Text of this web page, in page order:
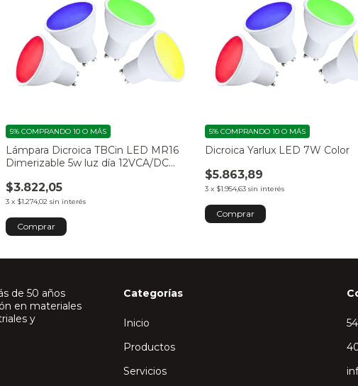
Lámpara Dicroica TBCin LED MR16
Dimerizable 5w luz día 12VCA/DC
$3.822,05
3 x $1.274,02 sin interés
5% COMPRANDO 10 O MÁS
Dicroica Yarlux LED 7W Color
$5.863,89
3 x $1.954,63 sin interés
5% COMPRANDO 10 O MÁS
Comprar
de 50 años
en materiales
y
Categorías
Inicio
Productos
Servicios